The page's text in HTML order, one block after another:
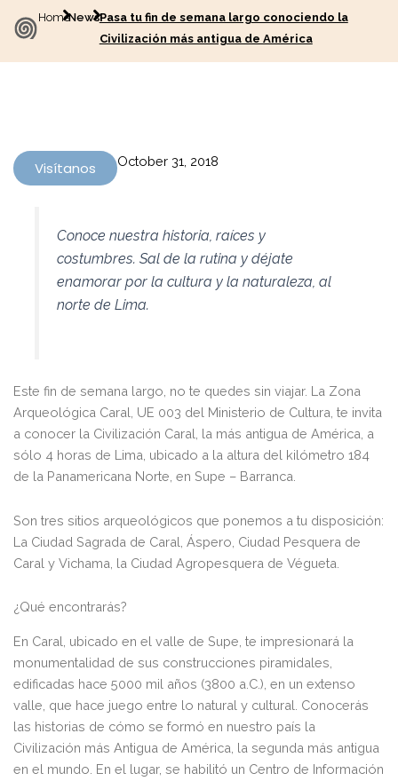
HomeNewsPasa tu fin de semana largo conociendo la
Civilización más antigua de América
Visítanos October 31, 2018
Conoce nuestra historia, raíces y
costumbres. Sal de la rutina y déjate
enamorar por la cultura y la naturaleza, al
norte de Lima.
Este fin de semana largo, no te quedes sin viajar. La Zona
Arqueológica Caral, UE 003 del Ministerio de Cultura, te invita
a conocer la Civilización Caral, la más antigua de América, a
sólo 4 horas de Lima, ubicado a la altura del kilómetro 184
de la Panamericana Norte, en Supe – Barranca.
Son tres sitios arqueológicos que ponemos a tu disposición:
La Ciudad Sagrada de Caral, Áspero, Ciudad Pesquera de
Caral y Vichama, la Ciudad Agropesquera de Végueta.
¿Qué encontrarás?
En Caral, ubicado en el valle de Supe, te impresionará la
monumentalidad de sus construcciones piramidales,
edificadas hace 5000 mil años (3800 a.C.), en un extenso
valle, que hace juego entre lo natural y cultural. Conocerás
las historias de cómo se formó en nuestro país la
Civilización más Antigua de América, la segunda más antigua
en el mundo. En el lugar, se habilitó un Centro de Información